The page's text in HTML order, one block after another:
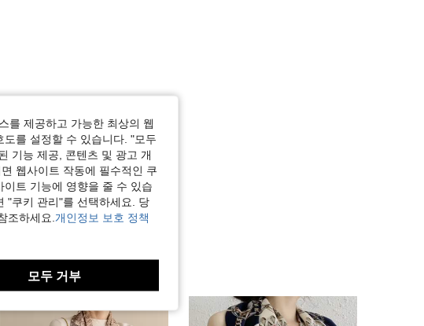
를 제공하고 가능한 최상의 웹
를 설정할 수 있습니다. "모두
기능 제공, 콘텐츠 및 광고 개
웹사이트 작동에 필수적인 쿠
트 기능에 영향을 줄 수 있습
"쿠키 관리"를 선택하세요. 당
조하세요. 개인정보 보호 정책
모두 거부